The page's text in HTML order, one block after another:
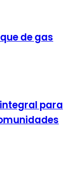
de gas
para